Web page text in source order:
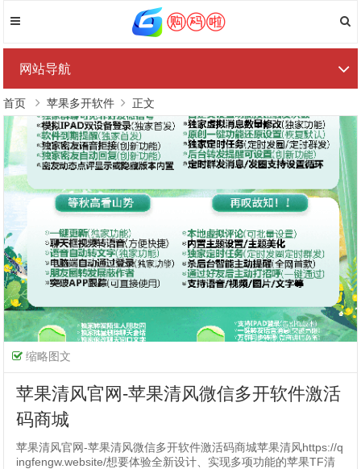
网站导航
首页 苹果多开软件 正文
缩略图文
苹果清风官网-苹果清风微信多开软件激活
码商城
苹果清风官网-苹果清风微信多开软件激活码商城苹果清风https://q
ingfengw.website/想要体验全新设计、实现多项功能的苹果TF清